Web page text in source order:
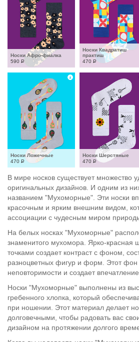
Носки Афро-фиалка
590 Р
Носки Квадратиш
практиш
470 Р
Носки Ложечные
470 Р
Носки Шерстяные
470 Р
В мире носков существует множество
оригинальных дизайнов. И одним из
названием "Мухоморные". Эти носки
красочным и ярким внешним видом,
ассоциации с чудесным миром
На белых носках "Мухоморные"
знаменитого мухомора. Ярко-красная
точками создает контраст с фоном,
разноцветных фигур и форм. Этот фон
неповторимости и создает впечатление
Носки "Мухоморные" выполнены из
гребенного хлопка, который
при ношении. Этот материал делает
долговечными, чтобы радовать вас
дизайном на протяжении долгого